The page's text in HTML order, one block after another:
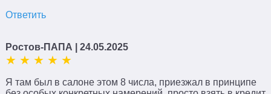
Ответить
Ростов-ПАПА | 24.05.2025
Я там был в салоне этом 8 числа, приезжал в принципе